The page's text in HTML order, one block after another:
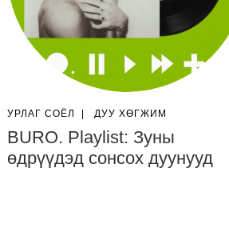
УРЛАГ СОЁЛ ДУУ ХӨГЖИМ
BURO. Playlist: Зуны
өдрүүдэд сонсох дуунууд